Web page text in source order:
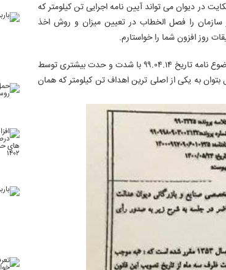
در دیوان می تواند آیین نامه اجرایی تن کیلومتر که
و نظر سازمان را فصل الخطاب در تعیین میزان و روش اخذ
روز افزون شما را خواستارم.
در بخش دیگری از این پیام عنوان شده است: همچنین با توجه به این رای مستدعی است اجرای موضوع نامه تاریخ ۹۹.۰۴.۱۴ با شدت و حدت بیشتری توسط
به یکی از اصلی ترین اهداف تن کیلومتر که همان